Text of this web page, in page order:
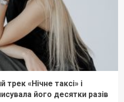
трек «Нічне таксі» і
його десятки разів